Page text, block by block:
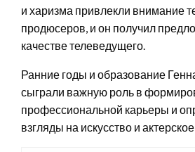
и харизма привлекли внимание
продюсеров, и он получил
качестве телеведущего.
Ранние годы и образование
сыграли важную роль в
профессиональной карьеры и
взгляды на искусство и